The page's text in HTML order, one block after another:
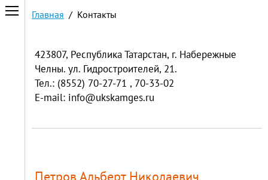
Главная / Контакты
423807, Республика Татарстан, г. Набережные
Челны. ул. Гидростроителей, 21.
Тел.: (8552) 70-27-71 , 70-33-02
E-mail: info@ukskamges.ru
Петров Альберт Николаевич